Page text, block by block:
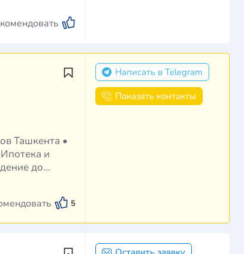
и
до
5
Написать в Telegram
Показать контакты